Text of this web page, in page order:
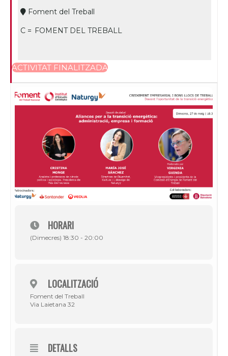
Foment del Treball
C = FOMENT DEL TREBALL
ACTIVITAT FINALITZADA
HORARI
(Dimecres) 18:30 - 20:00
LOCALITZACIÓ
Foment del Treball
Via Laietana 32
DETALLS